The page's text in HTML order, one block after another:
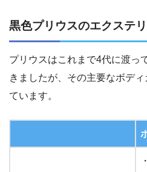
黒色プリウスのエクステ
プリウスはこれまで4代に渡っ
きましたが、その主要なボデ
ています。